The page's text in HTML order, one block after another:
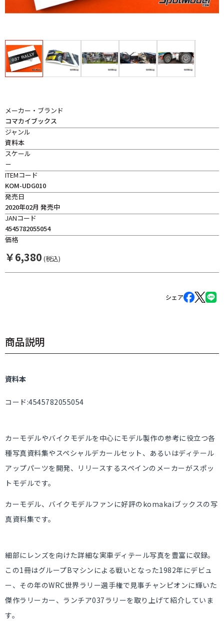
メーカー・ブランド
コマカイブックス
ジャンル
資料本
スケール
－
ITEMコード
KOM-UDG010
発売日
2020年02月 発売中
JANコード
4545782055054
価格
￥6,380 (税込)
シェア
商品説明
資料本
コード:4545782055054
カーモデルやバイクモデルを中心にモデル製作の参考に役立つ各
種写真資料集やスペシャルデカールセット、あるいはディテール
アップパーツを開発、リリースするスペインのメーカーがスポッ
トモデルです。
カーモデル、バイクモデルファンに好評のkomakaiブックスの写
真資料集です。
細部にレンズを向けた詳細な実車ディテール写真を豊富に収録。
この1冊はグループBマシンによる戦いとなった1982年にデビュ
ー、その年のWRC世界ラリー選手権で見事チャンピオンに輝いた
傑作ラリーカー、ランチア037ラリーを取り上げて紹介していま
す。